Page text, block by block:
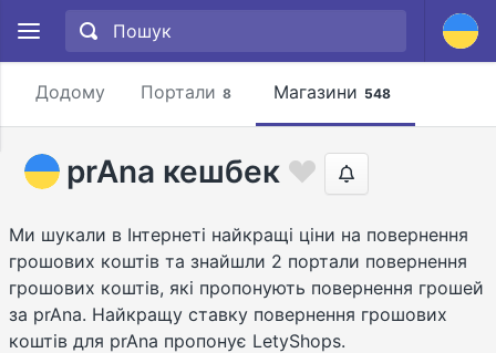
Додому Портали 8 Магазини 548
prAna кешбек
Ми шукали в Інтернеті найкращі ціни на повернення
грошових коштів та знайшли 2 портали повернення
грошових коштів, які пропонують повернення грошей
за prAna. Найкращу ставку повернення грошових
коштів для prAna пропонує LetyShops.